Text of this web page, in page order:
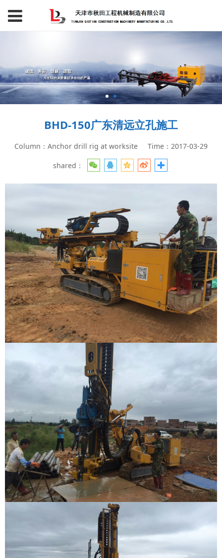
BHD-150广东清远立孔施工
Column：Anchor drill rig at worksite Time：2017-03-29
shared：